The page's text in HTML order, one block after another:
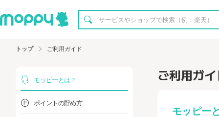
トップ ご利用ガイド
モッピーとは？
ポイントの貯め方
ご利用ガ
モッピー